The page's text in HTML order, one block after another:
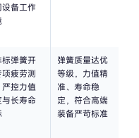
备弹簧解决方案
形弹簧寿命短的问题
簧解决方案
全阀弹簧解决方案
设备工作
标弹簧开
项疲劳测
严控力值
与长寿命
弹簧质量达优
等级，力值精
准、寿命稳
定，符合高端
装备严苛标准